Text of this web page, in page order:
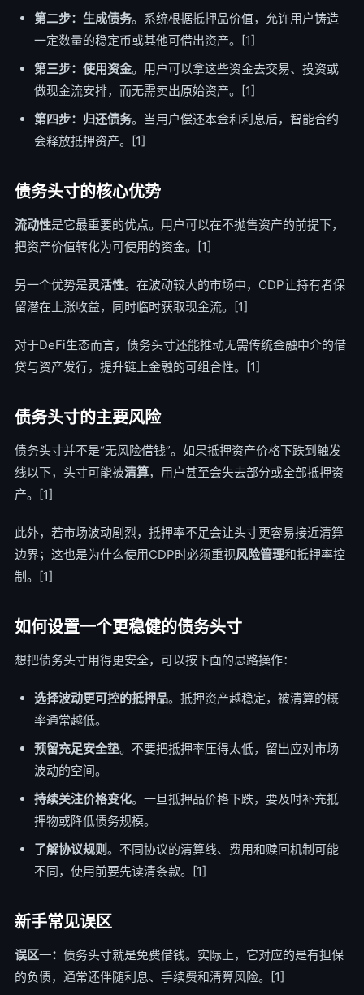
第二步：生成债务。系统根据抵押品价值，允许用户铸造
一定数量的稳定币或其他可借出资产。[1]
第三步：使用资金。用户可以拿这些资金去交易、投资或
做现金流安排，而无需卖出原始资产。[1]
第四步：归还债务。当用户偿还本金和利息后，智能合约
会释放抵押资产。[1]
债务头寸的核心优势
流动性是它最重要的优点。用户可以在不抛售资产的前提下，
把资产价值转化为可使用的资金。[1]
另一个优势是灵活性。在波动较大的市场中，CDP让持有者保
留潜在上涨收益，同时临时获取现金流。[1]
对于DeFi生态而言，债务头寸还能推动无需传统金融中介的借
贷与资产发行，提升链上金融的可组合性。[1]
债务头寸的主要风险
债务头寸并不是“无风险借钱”。如果抵押资产价格下跌到触发
线以下，头寸可能被清算，用户甚至会失去部分或全部抵押资
产。[1]
此外，若市场波动剧烈，抵押率不足会让头寸更容易接近清算
边界；这也是为什么使用CDP时必须重视风险管理和抵押率控
制。[1]
如何设置一个更稳健的债务头寸
想把债务头寸用得更安全，可以按下面的思路操作：
选择波动更可控的抵押品。抵押资产越稳定，被清算的概
率通常越低。
预留充足安全垫。不要把抵押率压得太低，留出应对市场
波动的空间。
持续关注价格变化。一旦抵押品价格下跌，要及时补充抵
押物或降低债务规模。
了解协议规则。不同协议的清算线、费用和赎回机制可能
不同，使用前要先读清条款。[1]
新手常见误区
误区一： 债务头寸就是免费借钱。实际上，它对应的是有担保
的负债，通常还伴随利息、手续费和清算风险。[1]